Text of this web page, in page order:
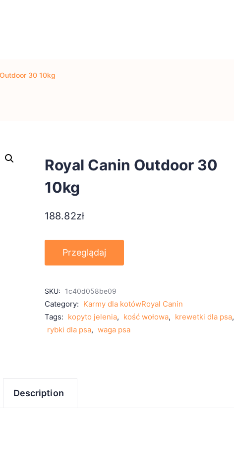
30 10kg
Royal Canin Outdoor 30
10kg
188.82zł
Przeglądaj
SKU: 1c40d058be09
Category: Karmy dla kotówRoyal Canin
Tags: kopyto jelenia, kość wołowa, krewetki dla psa,
rybki dla psa, waga psa
Description